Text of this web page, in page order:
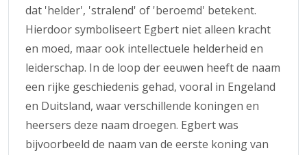
dat 'helder', 'stralend' of 'beroemd' betekent.
Hierdoor symboliseert Egbert niet alleen kracht
en moed, maar ook intellectuele helderheid en
leiderschap. In de loop der eeuwen heeft de naam
een rijke geschiedenis gehad, vooral in Engeland
en Duitsland, waar verschillende koningen en
heersers deze naam droegen. Egbert was
bijvoorbeeld de naam van de eerste koning van